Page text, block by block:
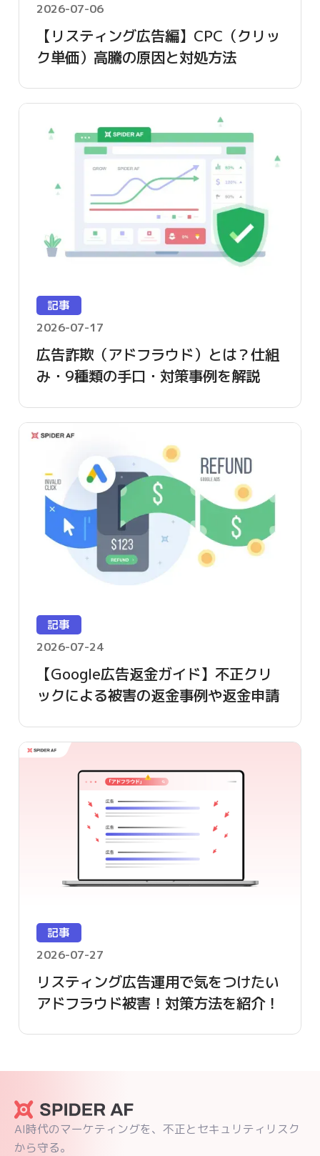
2026-07-06
【リスティング広告編】CPC（クリッ
ク単価）高騰の原因と対処方法
記事
2026-07-17
広告詐欺（アドフラウド）とは？仕組
み・9種類の手口・対策事例を解説
記事
2026-07-24
【Google広告返金ガイド】不正クリ
ックによる被害の返金事例や返金申請
記事
2026-07-27
リスティング広告運用で気をつけたい
アドフラウド被害！対策方法を紹介！
AI時代のマーケティングを、不正とセキュリティリスク
から守る。